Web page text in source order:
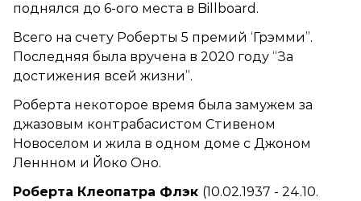
поднялся до 6-ого места в Billboard.
Всего на счету Роберты 5 премий ‘Грэмми”.
Последняя была вручена в 2020 году “За
достижения всей жизни”.
Роберта некоторое время была замужем за
джазовым контрабасистом Стивеном
Новоселом и жила в одном доме с Джоном
Леннном и Йоко Оно.
Роберта Клеопатра Флэк (10.02.1937 - 24.10.